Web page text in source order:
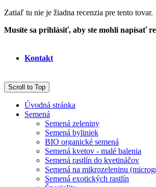
Zatiaľ tu nie je žiadna recenzia pre tento tovar.
Musíte sa prihlásiť, aby ste mohli napísať
Kontakt
Scroll to Top
Úvodná stránka
Semená
Semená zeleniny
Semená byliniek
BIO organické semená
Semená kvetov - malé balenia
Semená rastlín do kvetináčov
Semená na mikrozeleninu
Semená exotických rastlín